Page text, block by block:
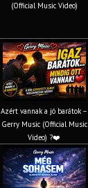
(Official Music Video)
Azért vannak a jó barátok –
Gerry Music (Official Music
Video) ?❤️